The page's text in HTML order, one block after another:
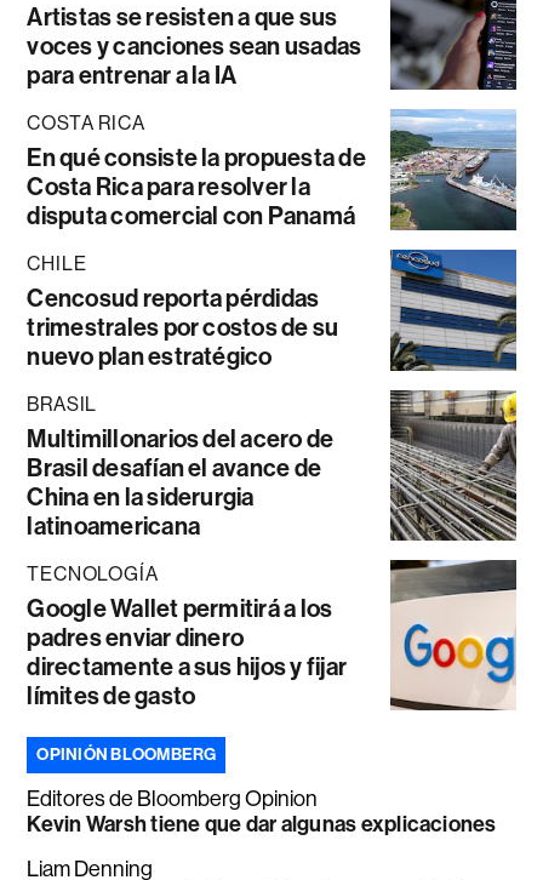
Artistas se resisten a que sus
voces y canciones sean usadas
para entrenar a la IA
COSTA RICA
En qué consiste la propuesta de
Costa Rica para resolver la
disputa comercial con Panamá
CHILE
Cencosud reporta pérdidas
trimestrales por costos de su
nuevo plan estratégico
BRASIL
Multimillonarios del acero de
Brasil desafían el avance de
China en la siderurgia
latinoamericana
TECNOLOGÍA
Google Wallet permitirá a los
padres enviar dinero
directamente a sus hijos y fijar
límites de gasto
OPINIÓN BLOOMBERG
Editores de Bloomberg Opinion
Kevin Warsh tiene que dar algunas explicaciones
Liam Denning